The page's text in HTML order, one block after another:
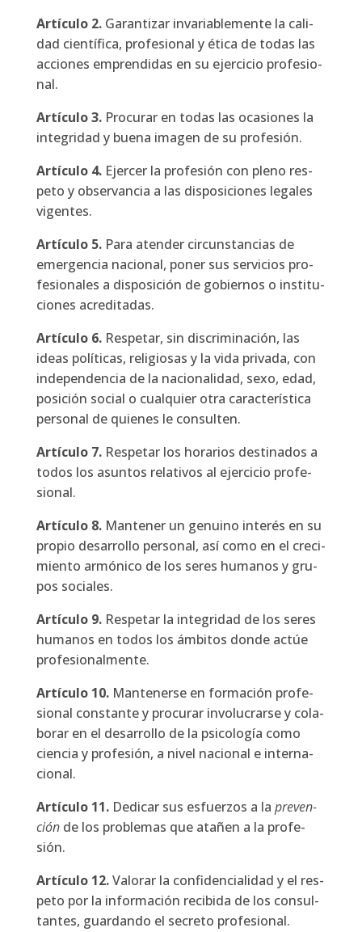
Artícu­lo 2.Garan­ti­zar inva­ria­ble­men­te la cali­
dad cien­tí­fi­ca, pro­fe­sio­nal y éti­ca de todas las
accio­nes empren­di­das en su ejer­ci­cio pro­fe­sio­
nal.
Artícu­lo3.Pro­cu­rar en todas las oca­sio­nes la
inte­gri­dad y bue­na ima­gen de su pro­fe­sión.
Artícu­lo 4.Ejer­cer la pro­fe­sión con pleno res­
pe­to y obser­van­cia a las dis­po­si­cio­nes lega­les
vigen­tes.
Artícu­lo 5.Para aten­der cir­cuns­tan­cias de
emer­gen­cia nacio­nal, poner sus ser­vi­cios pro­
fe­sio­na­les a dis­po­si­ción de gobier­nos o ins­ti­tu­
cio­nes acre­di­ta­das.
Artícu­lo 6.Res­pe­tar, sin dis­cri­mi­na­ción, las
ideas polí­ti­cas, reli­gio­sas y la vida pri­va­da, con
inde­pen­den­cia de la nacio­na­li­dad, sexo, edad,
posi­ción social o cual­quier otra carac­te­rís­ti­ca
per­so­nal de quie­nes le con­sul­ten.
Artícu­lo 7.Res­pe­tar los hora­rios des­ti­na­dos a
todos los asun­tos rela­ti­vos al ejer­ci­cio pro­fe­
sio­nal.
Artícu­lo 8.Man­te­ner un genuino inte­rés en su
pro­pio desa­rro­llo per­so­nal, así como en el cre­ci­
mien­to armó­ni­co de los seres huma­nos y gru­
pos socia­les.
Artícu­lo 9.Res­pe­tar la inte­gri­dad de los seres
huma­nos en todos los ámbi­tos don­de actúe
pro­fe­sio­nal­men­te.
Artícu­lo 10.Man­te­ner­se en for­ma­ción pro­fe­
sio­nal cons­tan­te y pro­cu­rar invo­lu­crar­se y cola­
bo­rar en el desa­rro­llo de la psi­co­lo­gía como
cien­cia y pro­fe­sión, a nivel nacio­nal e inter­na­
cio­nal.
Artícu­lo 11.Dedi­car sus esfuer­zos a la pre­ven­
ción de los pro­ble­mas que ata­ñen a la pro­fe­
sión.
Artícu­lo 12.Valo­rar la con­fi­den­cia­li­dad y el res­
pe­to por la infor­ma­ción reci­bi­da de los con­sul­
tan­tes, guar­dan­do el secre­to pro­fe­sio­nal.